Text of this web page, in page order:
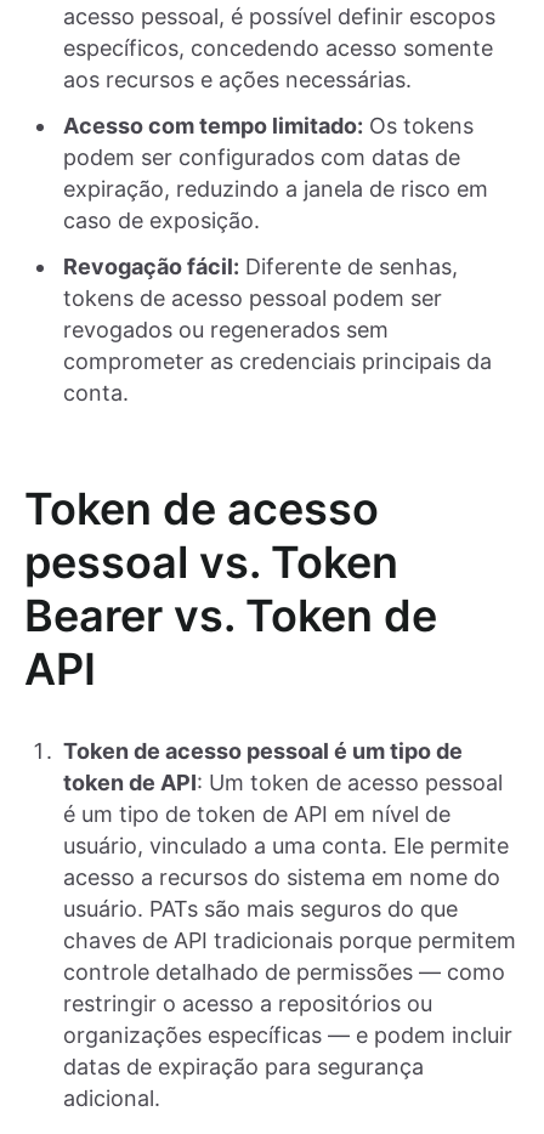
acesso pessoal, é possível definir escopos
específicos, concedendo acesso somente
aos recursos e ações necessárias.
Acesso com tempo limitado: Os tokens
podem ser configurados com datas de
expiração, reduzindo a janela de risco em
caso de exposição.
Revogação fácil: Diferente de senhas,
tokens de acesso pessoal podem ser
revogados ou regenerados sem
comprometer as credenciais principais da
conta.
Token de acesso
pessoal vs. Token
Bearer vs. Token de
API
Token de acesso pessoal é um tipo de
token de API: Um token de acesso pessoal
é um tipo de token de API em nível de
usuário, vinculado a uma conta. Ele permite
acesso a recursos do sistema em nome do
usuário. PATs são mais seguros do que
chaves de API tradicionais porque permitem
controle detalhado de permissões — como
restringir o acesso a repositórios ou
organizações específicas — e podem incluir
datas de expiração para segurança
adicional.